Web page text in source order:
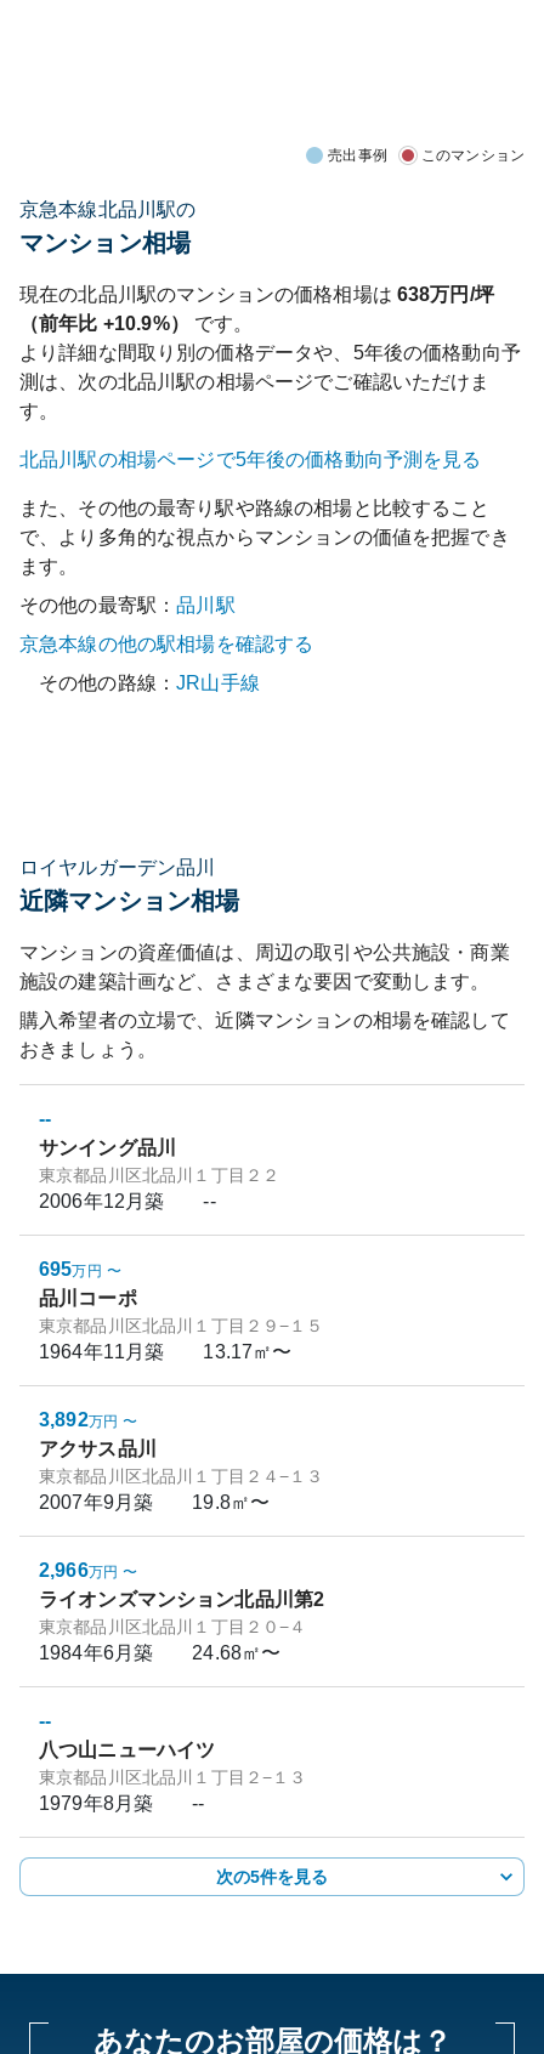
売出事例 このマンション
京急本線北品川駅の
マンション相場
現在の北品川 駅のマンションの価格相場は 638万円/坪
（前年比 +10.9%）
です。
より詳細な間取り別の価格データや、5年後の価格動向予
測は、次の北品川駅の相場ページでご確認いただけま
す。
北品川駅の相場ページで5年後の価格動向予測を見る
また、その他の最寄り駅や路線の相場と比較すること
で、より多角的な視点からマンションの価値を把握でき
ます。
その他の最寄駅：品川 駅
京急本線の他の駅相場を確認する
その他の路線：JR山手線
ロイヤルガーデン品川
近隣マンション相場
マンションの資産価値は、周辺の取引や公共施設・商業
施設の建築計画など、さまざまな要因で変動します。
購入希望者の立場で、近隣マンションの相場を確認して
おきましょう。
--
サンイング品川
東京都品川区北品川１丁目２２
2006年12月築 --
695万円 〜
品川コーポ
東京都品川区北品川１丁目２９−１５
1964年11月築 13.17㎡〜
3,892万円 〜
アクサス品川
東京都品川区北品川１丁目２４−１３
2007年9月築 19.8㎡〜
2,966万円 〜
ライオンズマンション北品川第2
東京都品川区北品川１丁目２０−４
1984年6月築 24.68㎡〜
--
八つ山ニューハイツ
東京都品川区北品川１丁目２−１３
1979年8月築 --
次の5件を見る
あなたのお部屋の価格は？